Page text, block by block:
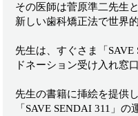
その医師は菅原準二先生
新しい歯科矯正法で世界
先生は、すぐさま「SAVE
ドネーション受け入れ窓
先生の書籍に挿絵を提供
「SAVE SENDAI 311」の